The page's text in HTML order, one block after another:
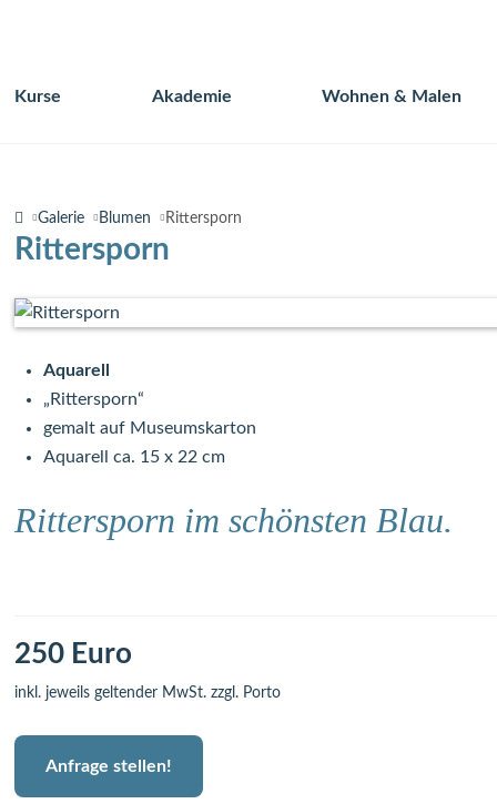
Navigation
Kurse Akademie Wohnen & Malen
Galerie Blumen Rittersporn
Rittersporn
Aquarell
„Rittersporn“
gemalt auf Museumskarton
Aquarell ca. 15 x 22 cm
Rittersporn im schönsten Blau.
250 Euro
inkl. jeweils geltender MwSt. zzgl. Porto
Anfrage stellen!